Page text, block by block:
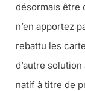
désormais être
n’en apportez
rebattu les
d’autre
natif à titre de